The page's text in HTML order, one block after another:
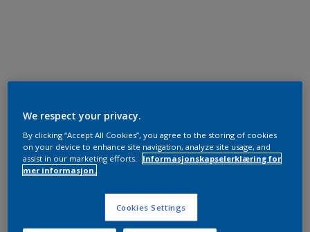
We respect your privacy.
By clicking “Accept All Cookies”, you agree to the storing of cookies
on your device to enhance site navigation, analyze site usage, and
assist in our marketing efforts.
Informasjonskapselerklæring for
mer informasjon.
Cookies Settings